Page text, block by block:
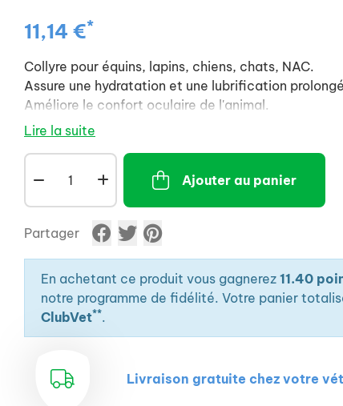
11,14 €*
Collyre pour équins, lapins, chiens, chats, NAC.
Assure une hydratation et une lubrification
Améliore le confort oculaire de l'animal.
Lire la suite
Ajouter au panier
Partager
En achetant ce produit vous gagnerez 11.40
notre programme de fidélité. Votre panier
ClubVet**.
Livraison gratuite chez votre